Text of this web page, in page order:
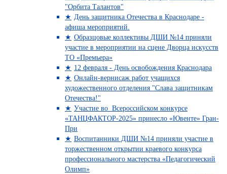
"Орбита Талантов"
День защитника Отечества в Краснодаре -
афиша мероприятий.
Образцовые коллективы ДШИ №14 приняли
участие в мероприятии на сцене Дворца искусств
ТО «Премьера»
12 февраля - День освобождения Краснодара
Онлайн-вернисаж работ учащихся
художественного отделения "Слава защитникам
Отечества!"
Участие во Всероссийском конкурсе
«ТАНЦФАКТОР-2025» принесло «Ювенте» Гран-
При
Воспитанники ДШИ №14 приняли участие в
торжественном открытии краевого конкурса
профессионального мастерства «Педагогический
Олимп»